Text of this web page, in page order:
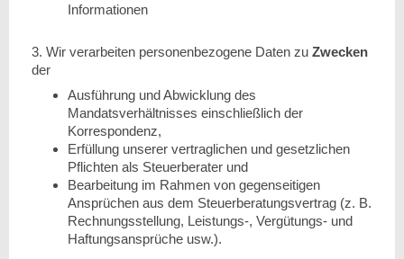
Informationen
3. Wir verarbeiten personenbezogene Daten zu Zwecken
der
Ausführung und Abwicklung des
Mandatsverhältnisses einschließlich der
Korrespondenz,
Erfüllung unserer vertraglichen und gesetzlichen
Pflichten als Steuerberater und
Bearbeitung im Rahmen von gegenseitigen
Ansprüchen aus dem Steuerberatungsvertrag (z. B.
Rechnungsstellung, Leistungs-, Vergütungs- und
Haftungsansprüche usw.).